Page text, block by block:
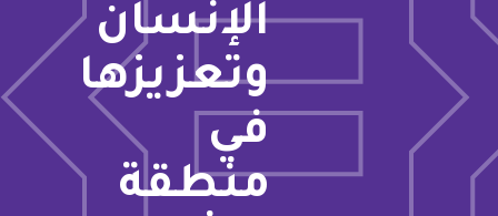
الإنسان
وتعزيزها
في
منطقة